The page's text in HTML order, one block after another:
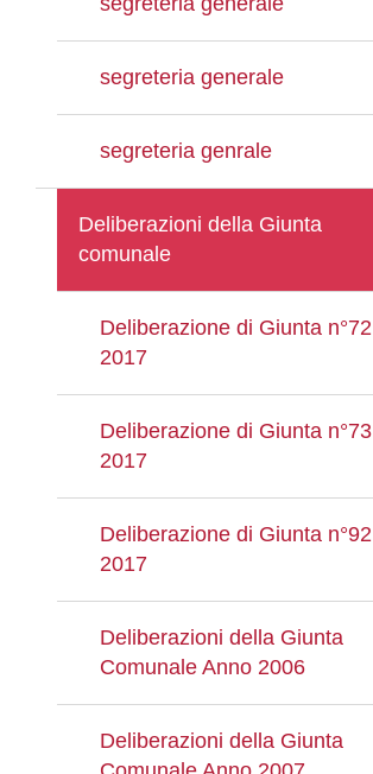
segreteria generale
segreteria genrale
Deliberazioni della Giunta
comunale
Deliberazione di Giunta n°72
2017
Deliberazione di Giunta n°73
2017
Deliberazione di Giunta n°92
2017
Deliberazioni della Giunta
Comunale Anno 2006
Deliberazioni della Giunta